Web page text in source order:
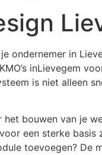
ondernemer in
inLievegem
is niet alleen
het bouwen van je
een sterke
toevoegen? De